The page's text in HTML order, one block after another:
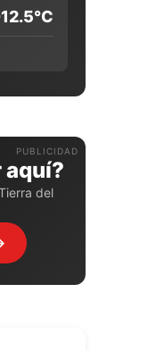
PUBLICIDAD
aquí?
del